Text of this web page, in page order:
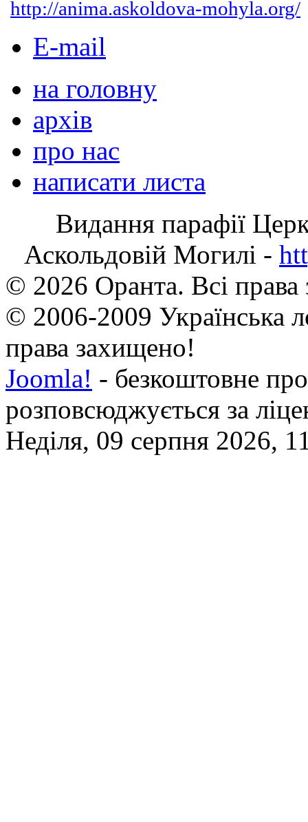
http://anima.askoldova-mohyla.org/
E-mail
на головну
архів
про нас
написати листа
Видання парафії
Аскольдовій Могилі -
© 2026 Оранта. Всі
© 2006-2009 Українська
права захищено!
Joomla! - безкоштовне
розповсюджується за
Неділя, 09 серпня 2026,